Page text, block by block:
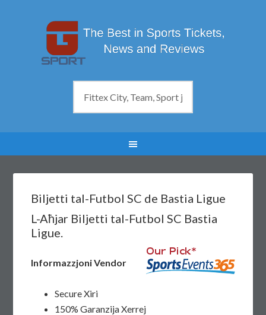
Biljetti tal-Futbol SC de Bastia Ligue
L-Aħjar Biljetti tal-Futbol SC Bastia
Ligue.
Informazzjoni Vendor
Secure Xiri
150% Garanzija Xerrej